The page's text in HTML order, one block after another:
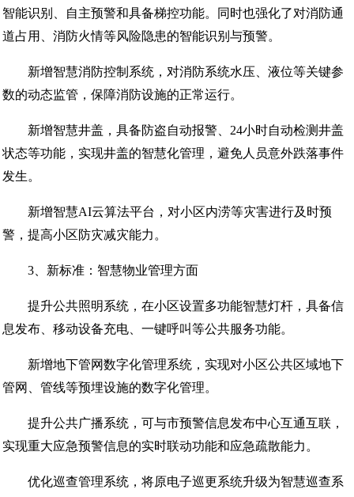
智能识别、自主预警和具备梯控功能。同时也强化了对消防通
道占用、消防火情等风险隐患的智能识别与预警。
新增智慧消防控制系统，对消防系统水压、液位等关键参
数的动态监管，保障消防设施的正常运行。
新增智慧井盖，具备防盗自动报警、24小时自动检测井盖
状态等功能，实现井盖的智慧化管理，避免人员意外跌落事件
发生。
新增智慧AI云算法平台，对小区内涝等灾害进行及时预
警，提高小区防灾减灾能力。
3、新标准：智慧物业管理方面
提升公共照明系统，在小区设置多功能智慧灯杆，具备信
息发布、移动设备充电、一键呼叫等公共服务功能。
新增地下管网数字化管理系统，实现对小区公共区域地下
管网、管线等预埋设施的数字化管理。
提升公共广播系统，可与市预警信息发布中心互通互联，
实现重大应急预警信息的实时联动功能和应急疏散能力。
优化巡查管理系统，将原电子巡更系统升级为智慧巡查系